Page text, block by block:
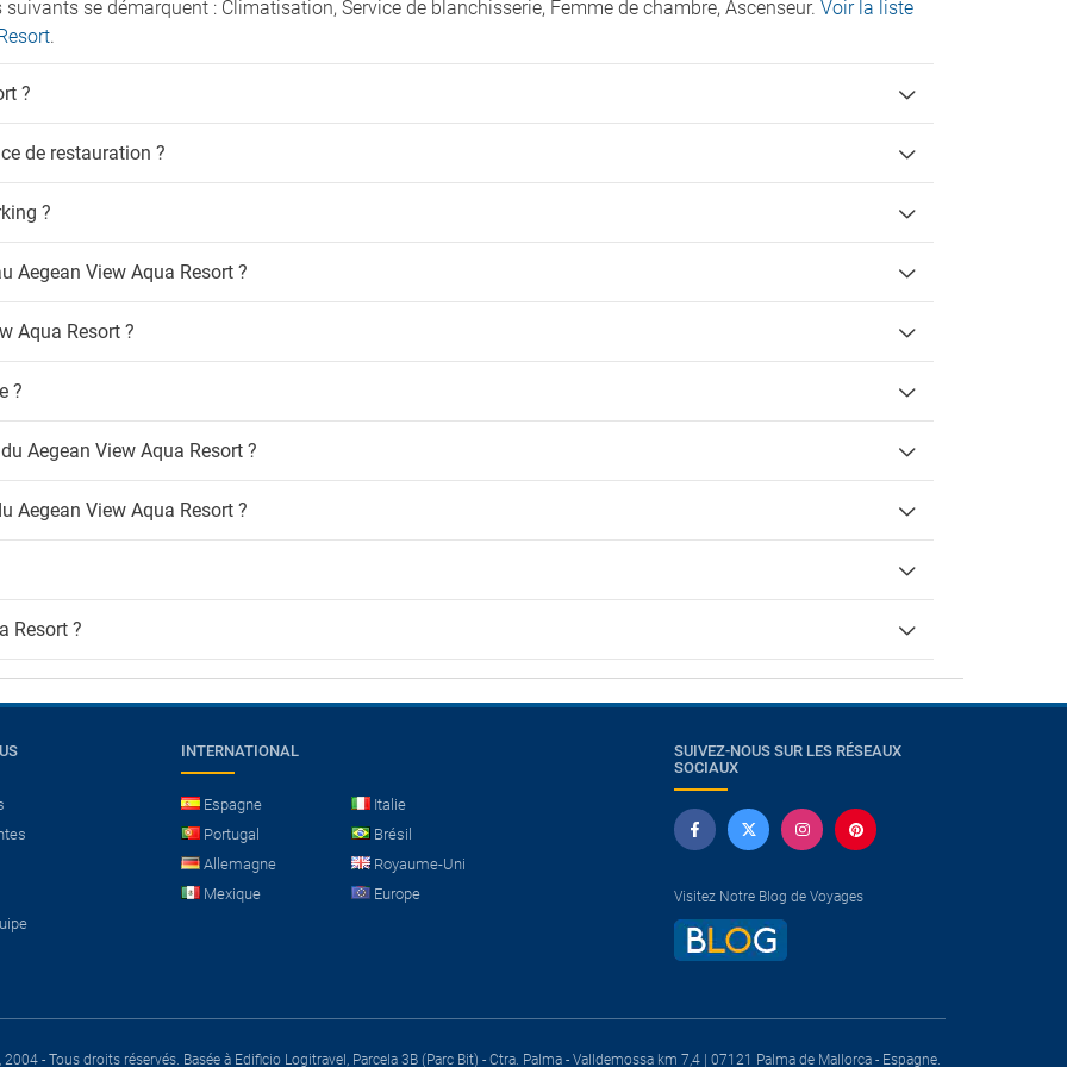
de compagnie admis Piscines
Piscine enfant
se démarquent : Climatisation, Service de blanchisserie, Femme de chambre, Ascenseur. Voir la liste
.
?
de restauration ?
?
Aegean View Aqua Resort ?
Aqua Resort ?
?
Aegean View Aqua Resort ?
Aegean View Aqua Resort ?
Resort ?
INTERNATIONAL
Espagne
Italie
Portugal
Brésil
Allemagne
Royaume-Uni
Mexique
Europe
SUIVEZ-NOUS SUR LES RÉSEAUX
SOCIAUX
Visitez Notre Blog de Voyages
2004 - Tous droits réservés. Basée à Edificio Logitravel, Parcela 3B (Parc Bit) - Ctra. Palma - Valldemossa km 7,4 | 07121 Palma de Mallorca - Espagne.